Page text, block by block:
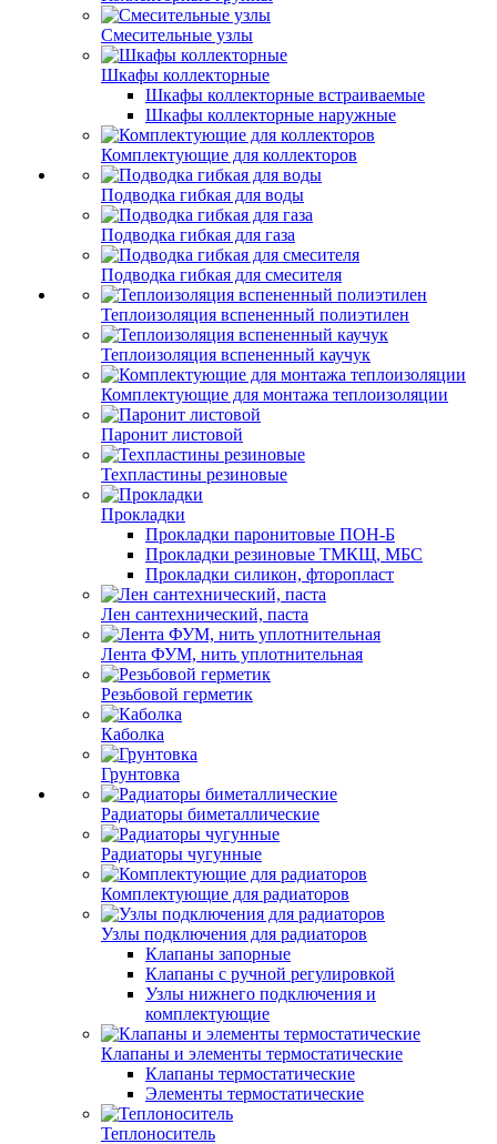
Смесительные узлы
Шкафы коллекторные
Шкафы коллекторные встраиваемые
Шкафы коллекторные наружные
Комплектующие для коллекторов
Подводка гибкая для воды
Подводка гибкая для газа
Подводка гибкая для смесителя
Теплоизоляция вспененный полиэтилен
Теплоизоляция вспененный каучук
Комплектующие для монтажа теплоизоляции
Паронит листовой
Техпластины резиновые
Прокладки
Прокладки паронитовые ПОН-Б
Прокладки резиновые ТМКЩ, МБС
Прокладки силикон, фторопласт
Лен сантехнический, паста
Лента ФУМ, нить уплотнительная
Резьбовой герметик
Каболка
Грунтовка
Радиаторы биметаллические
Радиаторы чугунные
Комплектующие для радиаторов
Узлы подключения для радиаторов
Клапаны запорные
Клапаны с ручной регулировкой
Узлы нижнего подключения и
комплектующие
Клапаны и элементы термостатические
Клапаны термостатические
Элементы термостатические
Теплоноситель